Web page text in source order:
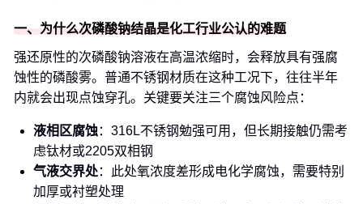
一、为什么次磷酸钠结晶是化工行业公认的难题
强还原性的次磷酸钠溶液在高温浓缩时，会释放具有强腐
蚀性的磷酸雾。普通不锈钢材质在这种工况下，往往半年
内就会出现点蚀穿孔。关键要关注三个腐蚀风险点：
液相区腐蚀：316L不锈钢勉强可用，但长期接触仍需考
虑钛材或2205双相钢
气液交界处：此处氧浓度差形成电化学腐蚀，需要特别
加厚或衬塑处理